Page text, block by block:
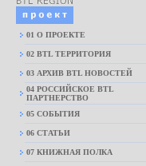
01 О ПРОЕКТЕ
02 BTL ТЕРРИТОРИЯ
03 АРХИВ BTL НОВОСТЕЙ
04 РОССИЙСКОЕ BTL
ПАРТНЕРСТВО
05 СОБЫТИЯ
06 СТАТЬИ
07 КНИЖНАЯ ПОЛКА